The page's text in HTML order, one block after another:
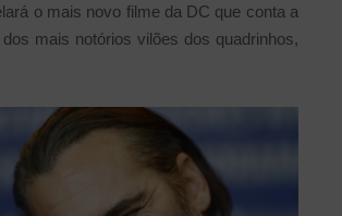
o mais novo filme da DC que conta a
mais notórios vilões dos quadrinhos,